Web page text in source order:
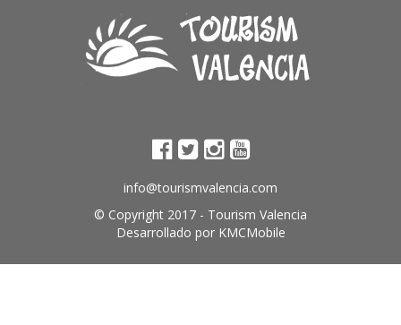
info@tourismvalencia.com
© Copyright 2017 - Tourism Valencia
Desarrollado por KMCMobile